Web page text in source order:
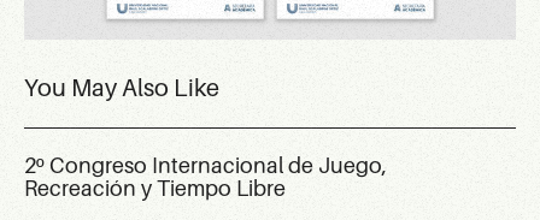
You May Also Like
2º Congreso Internacional de Juego,
Recreación y Tiempo Libre